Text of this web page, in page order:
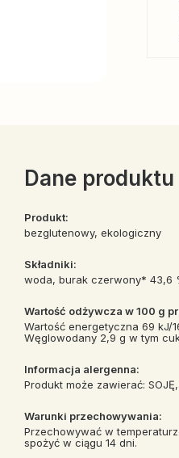
Dane produktu
Produkt:
bezglutenowy, ekologiczny
Składniki:
woda, burak czerwony* 43,6
Wartość odżywcza w 100 g
Wartość energetyczna 69 kJ/
Węglowodany 2,9 g w tym
Informacja alergenna:
Produkt może zawierać: SOJĘ,
Warunki przechowywania:
Przechowywać w
spożyć w ciągu 14 dni.